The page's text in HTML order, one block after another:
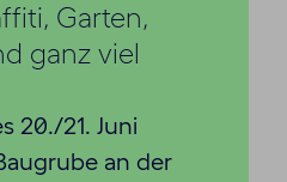
Garten,
ganz viel
20./21. Juni
an der